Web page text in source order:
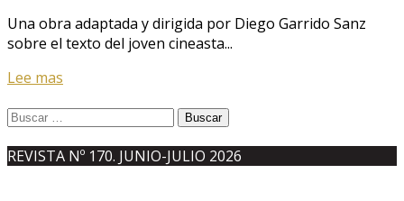
Una obra adaptada y dirigida por Diego Garrido Sanz
sobre el texto del joven cineasta...
Lee mas
Buscar:
REVISTA Nº 170. JUNIO-JULIO 2026